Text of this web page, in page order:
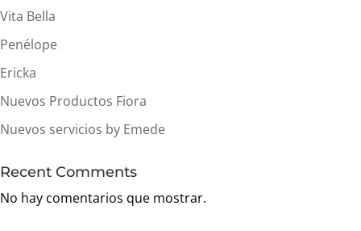
Vita Bella
Penélope
Ericka
Nuevos Productos Fiora
Nuevos servicios by Emede
Recent Comments
No hay comentarios que mostrar.